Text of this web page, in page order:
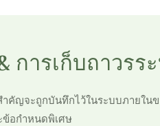
การเก็บถาวรร
คัญจะถูกบันทึกไว้ในระบบภายในข
อกำหนดพิเศษ